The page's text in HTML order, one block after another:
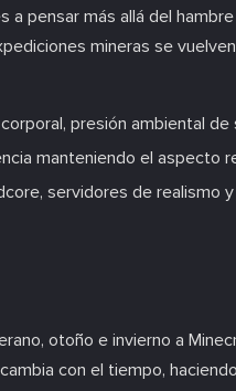
pensar más allá del
mineras se
presión ambiental de
manteniendo el aspecto
servidores de realismo
otoño e invierno a
con el tiempo,